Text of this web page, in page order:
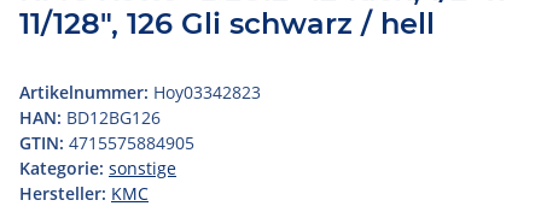
11/128", 126 Gli schwarz / hell
Artikelnummer: Hoy03342823
HAN: BD12BG126
GTIN: 4715575884905
Kategorie: sonstige
Hersteller: KMC